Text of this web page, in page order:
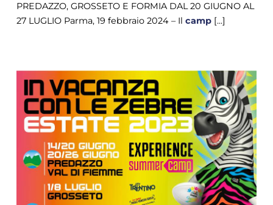
PREDAZZO, GROSSETO E FORMIA DAL 20 GIUGNO AL
27 LUGLIO Parma, 19 febbraio 2024 – Il camp[...]